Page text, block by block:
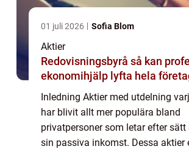
01 juli 2026 Sofia Blom
Aktier
Redovisningsbyrå så kan professionell
ekonomihjälp lyfta hela
Inledning Aktier med utdelning
har blivit allt mer populära bland
privatpersoner som letar efter sätt
sin passiva inkomst. Dessa aktier